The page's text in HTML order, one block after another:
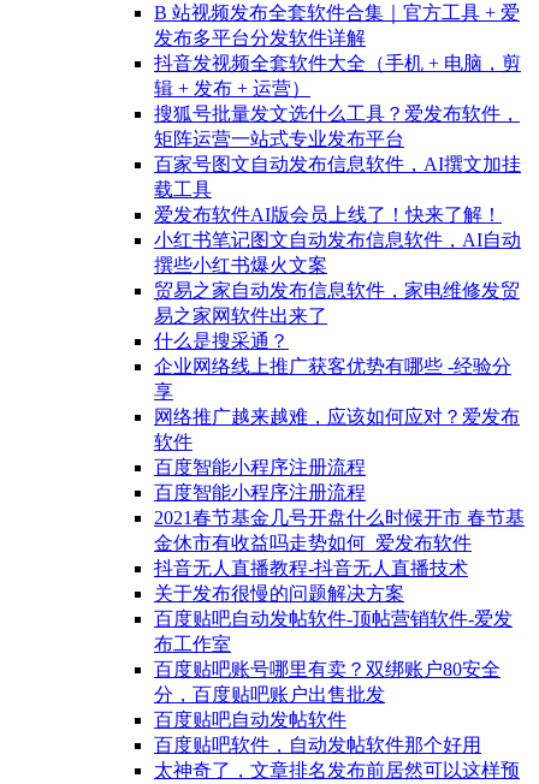
B 站视频发布全套软件合集｜官方工具 + 爱
发布多平台分发软件详解
抖音发视频全套软件大全（手机 + 电脑，剪
辑 + 发布 + 运营）
搜狐号批量发文选什么工具？爱发布软件，
矩阵运营一站式专业发布平台
百家号图文自动发布信息软件，AI撰文加挂
载工具
爱发布软件AI版会员上线了！快来了解！
小红书笔记图文自动发布信息软件，AI自动
撰些小红书爆火文案
贸易之家自动发布信息软件，家电维修发贸
易之家网软件出来了
什么是搜采通？
企业网络线上推广获客优势有哪些 -经验分
享
网络推广越来越难，应该如何应对？爱发布
软件
百度智能小程序注册流程
百度智能小程序注册流程
2021春节基金几号开盘什么时候开市 春节基
金休市有收益吗走势如何_爱发布软件
抖音无人直播教程-抖音无人直播技术
关于发布很慢的问题解决方案
百度贴吧自动发帖软件-顶帖营销软件-爱发
布工作室
百度贴吧账号哪里有卖？双绑账户80安全
分，百度贴吧账户出售批发
百度贴吧自动发帖软件
百度贴吧软件，自动发帖软件那个好用
太神奇了，文章排名发布前居然可以这样预